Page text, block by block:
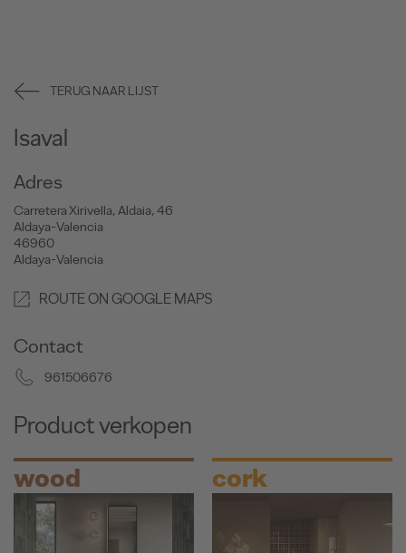
TERUG NAAR LIJST
Isaval
Adres
Carretera Xirivella, Aldaia, 46
Aldaya-Valencia
46960
Aldaya-Valencia
ROUTE ON GOOGLE MAPS
Contact
961506676
Product verkopen
wood cork